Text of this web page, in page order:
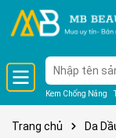
Kem Chống Nắng
Trang chủ Da